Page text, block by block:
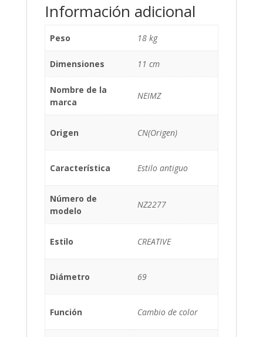
Información adicional
Peso 18 kg
Dimensiones 11 cm
Nombre de la
marca
NEIMZ
Origen CN(Origen)
Característica Estilo antiguo
Número de
modelo
NZ2277
Estilo CREATIVE
Diámetro 69
Función Cambio de color